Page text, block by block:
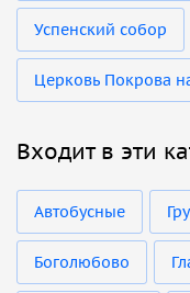
Успенский собор
Церковь Покрова
Входит в эти
Автобусные
Боголюбово